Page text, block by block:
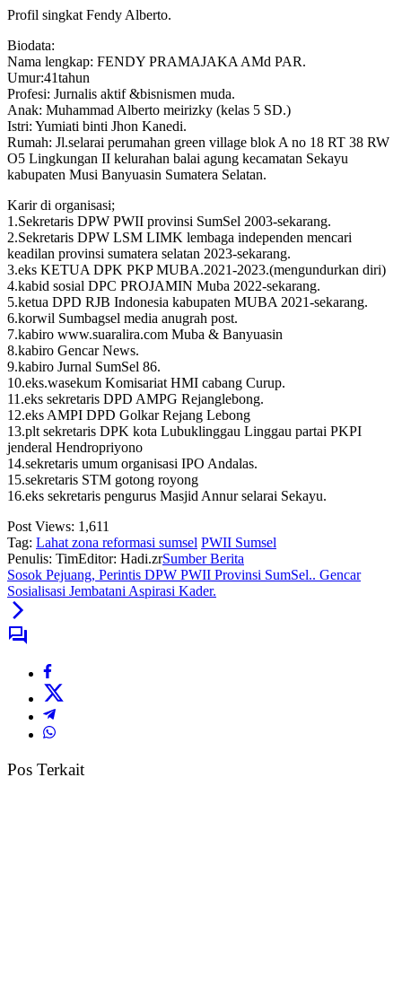
Profil singkat Fendy Alberto.
Biodata:
Nama lengkap: FENDY PRAMAJAKA AMd PAR.
Umur:41tahun
Profesi: Jurnalis aktif &bisnismen muda.
Anak: Muhammad Alberto meirizky (kelas 5 SD.)
Istri: Yumiati binti Jhon Kanedi.
Rumah: Jl.selarai perumahan green village blok A no 18 RT 38 RW
O5 Lingkungan II kelurahan balai agung kecamatan Sekayu
kabupaten Musi Banyuasin Sumatera Selatan.
Karir di organisasi;
1.Sekretaris DPW PWII provinsi SumSel 2003-sekarang.
2.Sekretaris DPW LSM LIMK lembaga independen mencari
keadilan provinsi sumatera selatan 2023-sekarang.
3.eks KETUA DPK PKP MUBA.2021-2023.(mengundurkan diri)
4.kabid sosial DPC PROJAMIN Muba 2022-sekarang.
5.ketua DPD RJB Indonesia kabupaten MUBA 2021-sekarang.
6.korwil Sumbagsel media anugrah post.
7.kabiro www.suaralira.com Muba & Banyuasin
8.kabiro Gencar News.
9.kabiro Jurnal SumSel 86.
10.eks.wasekum Komisariat HMI cabang Curup.
11.eks sekretaris DPD AMPG Rejanglebong.
12.eks AMPI DPD Golkar Rejang Lebong
13.plt sekretaris DPK kota Lubuklinggau Linggau partai PKPI
jenderal Hendropriyono
14.sekretaris umum organisasi IPO Andalas.
15.sekretaris STM gotong royong
16.eks sekretaris pengurus Masjid Annur selarai Sekayu.
Post Views: 1,611
Tag: Lahat zona reformasi sumsel PWII Sumsel
Penulis: TimEditor: Hadi.zrSumber Berita
Sosok Pejuang, Perintis DPW PWII Provinsi SumSel.. Gencar
Sosialisasi Jembatani Aspirasi Kader.
Pos Terkait